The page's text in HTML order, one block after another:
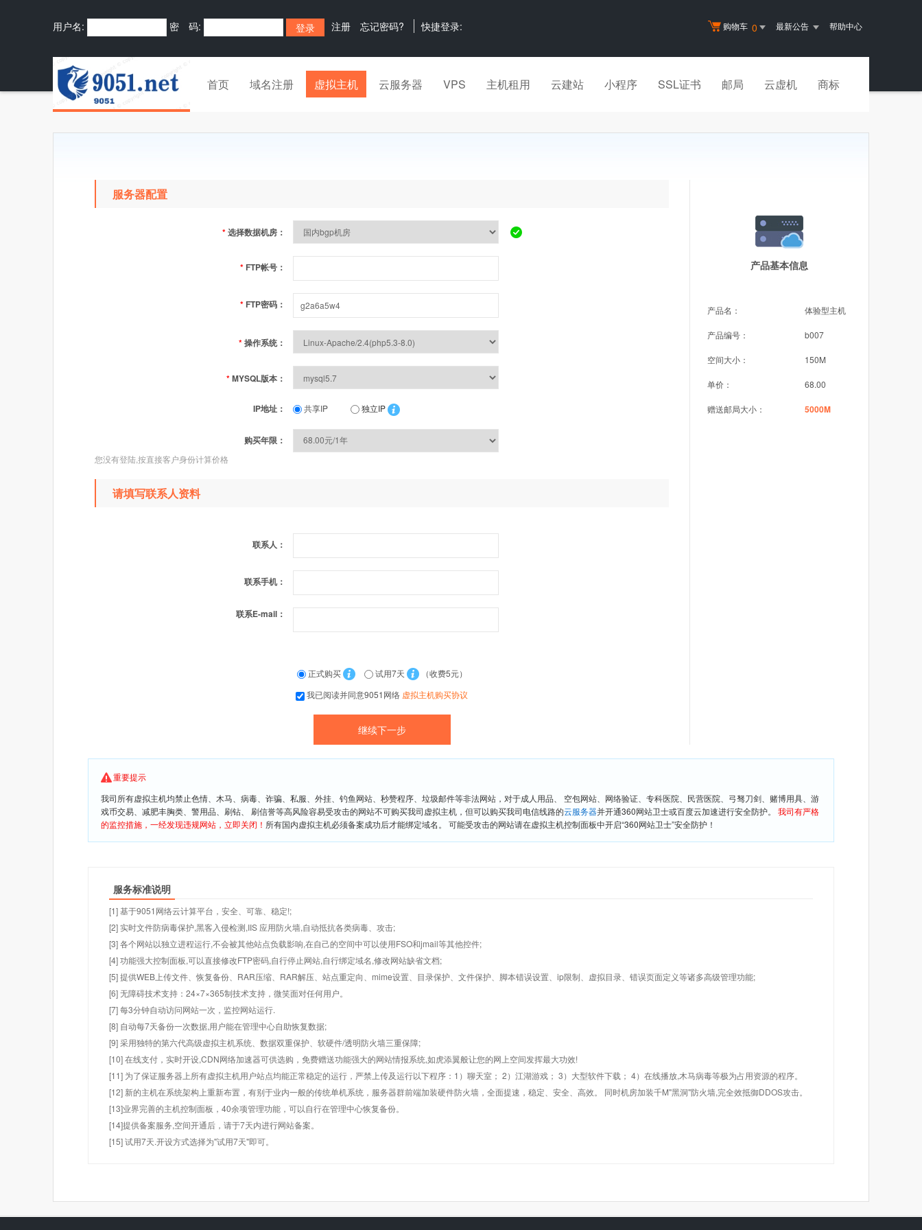
购物车 0 最新公告 帮助中心
用户名: 密 码: 注册 忘记密码? 快捷登录:
首页 域名注册 虚拟主机 云服务器 VPS 主机租用 云建站 小程序 SSL证书 邮局 云虚机 商标
产品基本信息
产品名： 体验型主机
产品编号： b007
空间大小： 150M
单价： 68.00
赠送邮局大小： 5000M
服务器配置
*选择数据机房：
* FTP帐号：
* FTP密码：
*操作系统：
*MYSQL版本：
IP地址： 共享IP 独立IP
购买年限：
您没有登陆,按直接客户身份计算价格
请填写联系人资料
联系人：
联系手机：
联系E-mail：
正式购买 试用7天
（收费5元）
我已阅读并同意9051网络 虚拟主机购买协议
重要提示
我司所有虚拟主机均禁止色情、木马、病毒、诈骗、私服、外挂、钓鱼网站、秒赞程序、垃圾邮件等非法网站，对于成人用品、 空包网站、网络验证、专科医院、民营医院、弓驽刀剑、赌博用具、游
戏币交易、减肥丰胸类、警用品、刷钻、 刷信誉等高风险容易受攻击的网站不可购买我司虚拟主机，但可以购买我司电信线路的云服务器并开通360网站卫士或百度云加速进行安全防护。 我司有严格
的监控措施，一经发现违规网站，立即关闭！ 所有国内虚拟主机必须备案成功后才能绑定域名。 可能受攻击的网站请在虚拟主机控制面板中开启“360网站卫士”安全防护！
服务标准说明
[1] 基于9051网络云计算平台，安全、可靠、稳定!;
[2] 实时文件防病毒保护,黑客入侵检测,IIS 应用防火墙,自动抵抗各类病毒、攻击;
[3] 各个网站以独立进程运行,不会被其他站点负载影响,在自己的空间中可以使用FSO和jmail等其他控件;
[4] 功能强大控制面板,可以直接修改FTP密码,自行停止网站,自行绑定域名,修改网站缺省文档;
[5] 提供WEB上传文件、恢复备份、RAR压缩、RAR解压、站点重定向、mime设置、目录保护、文件保护、脚本错误设置、ip限制、虚拟目录、错误页面定义等诸多高级管理功能;
[6] 无障碍技术支持：24×7×365制技术支持，微笑面对任何用户。
[7] 每3分钟自动访问网站一次，监控网站运行.
[8] 自动每7天备份一次数据,用户能在管理中心自助恢复数据;
[9] 采用独特的第六代高级虚拟主机系统、数据双重保护、软硬件/透明防火墙三重保障;
[10] 在线支付，实时开设,CDN网络加速器可供选购，免费赠送功能强大的网站情报系统,如虎添翼般让您的网上空间发挥最大功效!
[11] 为了保证服务器上所有虚拟主机用户站点均能正常稳定的运行，严禁上传及运行以下程序：1）聊天室； 2）江湖游戏； 3）大型软件下载； 4）在线播放,木马病毒等极为占用资源的程序。
[12] 新的主机在系统架构上重新布置，有别于业内一般的传统单机系统，服务器群前端加装硬件防火墙，全面提速，稳定、安全、高效。 同时机房加装千M"黑洞"防火墙,完全效抵御DDOS攻击。
[13]业界完善的主机控制面板，40余项管理功能，可以自行在管理中心恢复备份。
[14]提供备案服务,空间开通后，请于7天内进行网站备案。
[15] 试用7天.开设方式选择为"试用7天"即可。